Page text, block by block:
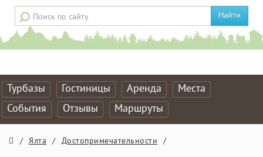
Найти
Турбазы Гостиницы Аренда
Места
События
Отзывы Маршруты
/ Ялта / Достопримечательности /